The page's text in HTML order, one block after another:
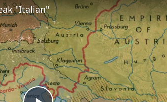
"Italian"